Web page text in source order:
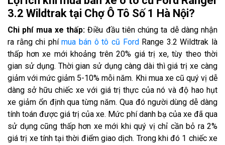
3.2 Wildtrak tại Chợ Ô Tô Số 1 Hà Nội?
Chi phí mua xe thấp:Điều đầu tiên chúng ta dễ dàng nhận
ra rằng chi phímua bán ô tô cũ Ford Range 3.2 Wildtrak là
thấp hơn xe mới khoảng trên 20% giá trị xe, tùy theo thời
gian sử dụng. Thời gian sử dụng càng dài thì giá trị xe càng
giảm với mức giảm 5-10% mỗi năm. Khi mua xe cũ quý vị dễ
dàng sở hữu chiếc xe với giá trị thực của nó và độ hao hụt
xe giảm ổn định qua từng năm. Qua đó người dùng dễ dàng
tính toán được giá trị của xe. Mức phí danh bạ của xe đã qua
sử dụng cũng thấp hơn xe mới khi quý vị chỉ cần bỏ ra 2%
giá trị xe tính tại thời điểm giao dịch. Trong khi đó 1 chiếc xe